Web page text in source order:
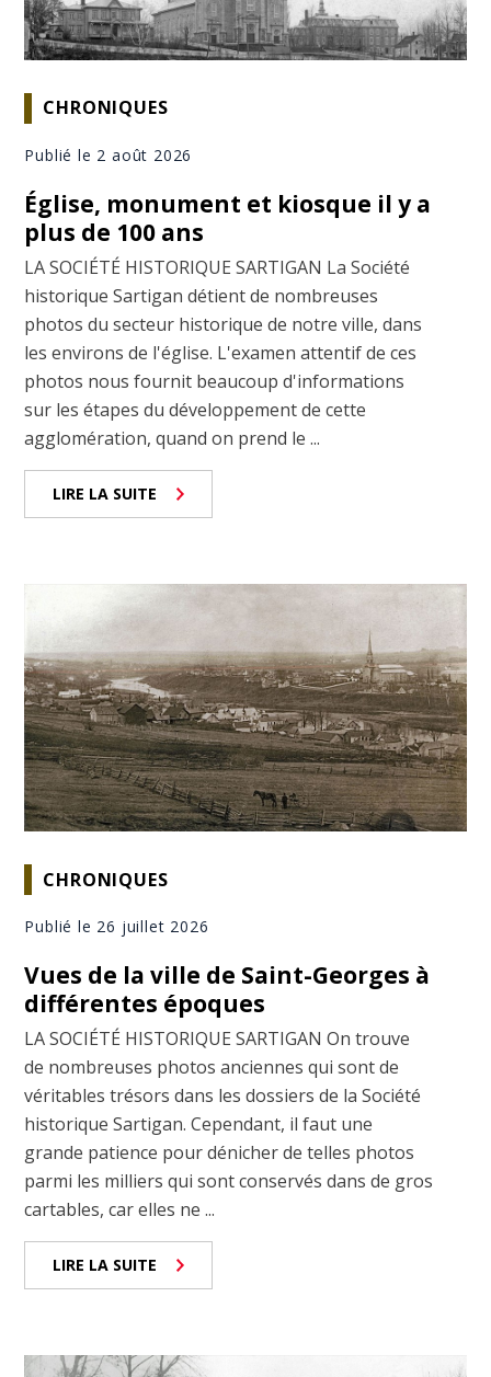
CHRONIQUES
Publié le 2 août 2026
Église, monument et kiosque il y a
plus de 100 ans
LA SOCIÉTÉ HISTORIQUE SARTIGAN La Société
historique Sartigan détient de nombreuses
photos du secteur historique de notre ville, dans
les environs de l'église. L'examen attentif de ces
photos nous fournit beaucoup d'informations
sur les étapes du développement de cette
agglomération, quand on prend le ...
LIRE LA SUITE
CHRONIQUES
Publié le 26 juillet 2026
Vues de la ville de Saint-Georges à
différentes époques
LA SOCIÉTÉ HISTORIQUE SARTIGAN On trouve
de nombreuses photos anciennes qui sont de
véritables trésors dans les dossiers de la Société
historique Sartigan. Cependant, il faut une
grande patience pour dénicher de telles photos
parmi les milliers qui sont conservés dans de gros
cartables, car elles ne ...
LIRE LA SUITE